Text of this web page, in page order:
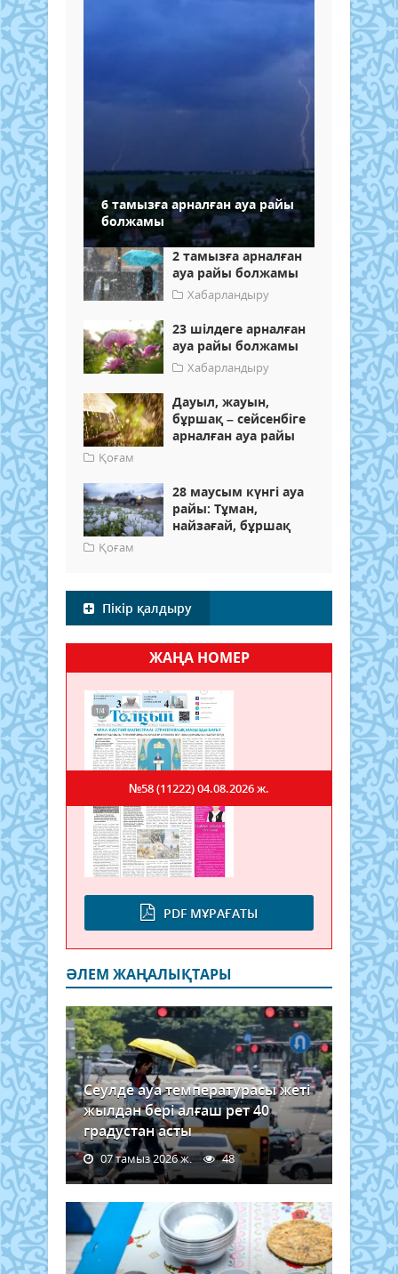
6 тамызға арналған ауа райы
болжамы
2 тамызға арналған
ауа райы болжамы
Хабарландыру
23 шілдеге арналған
ауа райы болжамы
Хабарландыру
Дауыл, жауын,
бұршақ – сейсенбіге
арналған ауа райы
Қоғам
28 маусым күнгі ауа
райы: Тұман,
найзағай, бұршақ
Қоғам
Пікір қалдыру
ЖАҢА НОМЕР
PDF МҰРАҒАТЫ
№58 (11222)04.08.2026 ж.
ӘЛЕМ ЖАҢАЛЫҚТАРЫ
Сеулде ауа температурасы жеті
жылдан бері алғаш рет 40
градустан асты
07 тамыз 2026 ж. 48